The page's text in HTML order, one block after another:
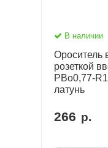
В наличии
Ороситель
розеткой
PBо0,77-
латунь
266 р.